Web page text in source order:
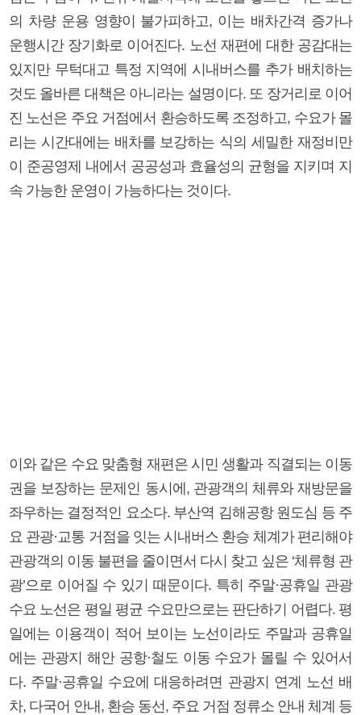
의 차량 운용 영향이 불가피하고, 이는 배차간격 증가나
운행시간 장기화로 이어진다. 노선 재편에 대한 공감대는
있지만 무턱대고 특정 지역에 시내버스를 추가 배치하는
것도 올바른 대책은 아니라는 설명이다. 또 장거리로 이어
진 노선은 주요 거점에서 환승하도록 조정하고, 수요가 몰
리는 시간대에는 배차를 보강하는 식의 세밀한 재정비만
이 준공영제 내에서 공공성과 효율성의 균형을 지키며 지
속 가능한 운영이 가능하다는 것이다.
이와 같은 수요 맞춤형 재편은 시민 생활과 직결되는 이동
권을 보장하는 문제인 동시에, 관광객의 체류와 재방문을
좌우하는 결정적인 요소다. 부산역 김해공항 원도심 등 주
요 관광·교통 거점을 잇는 시내버스 환승 체계가 편리해야
관광객의 이동 불편을 줄이면서 다시 찾고 싶은 ‘체류형 관
광’으로 이어질 수 있기 때문이다. 특히 주말·공휴일 관광
수요 노선은 평일 평균 수요만으로는 판단하기 어렵다. 평
일에는 이용객이 적어 보이는 노선이라도 주말과 공휴일
에는 관광지 해안 공항·철도 이동 수요가 몰릴 수 있어서
다. 주말·공휴일 수요에 대응하려면 관광지 연계 노선 배
차, 다국어 안내, 환승 동선, 주요 거점 정류소 안내 체계 등